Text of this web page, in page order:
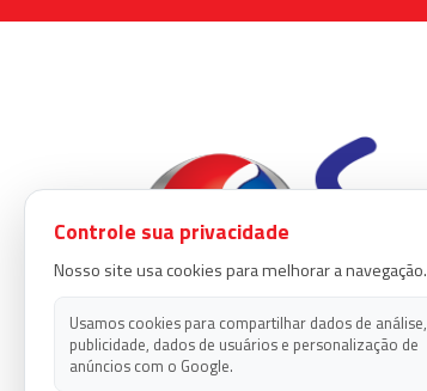
Controle sua privacidade
Nosso site usa cookies para melhorar a navegação.
Usamos cookies para compartilhar dados de análise,
publicidade, dados de usuários e personalização de
anúncios com o Google.